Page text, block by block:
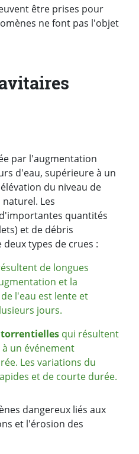
être prises pour
ne font pas l'objet
par l'augmentation
d'eau, supérieure à un
du niveau de
Les
quantités
et de débris
types de crues :
de longues
et la
l'eau est lente et
jours.
torrentielles qui résultent
un événement
Les variations du
et de courte durée.
dangereux liés aux
et l'érosion des